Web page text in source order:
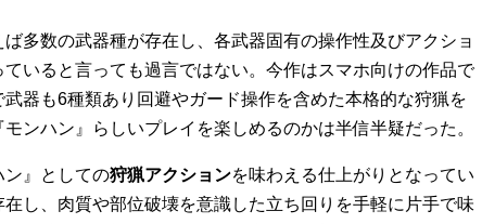
多数の武器種が存在し、各武器固有の操作性及びアクショ
いると言っても過言ではない。今作はスマホ向けの作品で
器も6種類あり回避やガード操作を含めた本格的な狩猟を
ンハン』らしいプレイを楽しめるのかは半信半疑だった。
ン』としての狩猟アクションを味わえる仕上がりとなってい
し、肉質や部位破壊を意識した立ち回りを手軽に片手で味